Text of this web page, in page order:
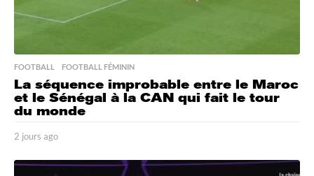
FOOTBALL ,FOOTBALL FÉMININ
La séquence improbable entre le Maroc
et le Sénégal à la CAN qui fait le tour
du monde
2 jours ago
o